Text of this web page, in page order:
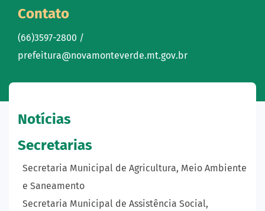
Contato
(66)3597-2800 /
prefeitura@novamonteverde.mt.gov.br
Notícias
Secretarias
Secretaria Municipal de Agricultura, Meio Ambiente
e Saneamento
Secretaria Municipal de Assistência Social,